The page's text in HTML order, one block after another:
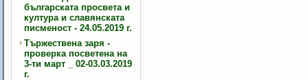
българската просвета и
култура и славянската
писменост - 24.05.2019 г.
Тържествена заря -
проверка посветена на
3-ти март _ 02-03.03.2019
г.